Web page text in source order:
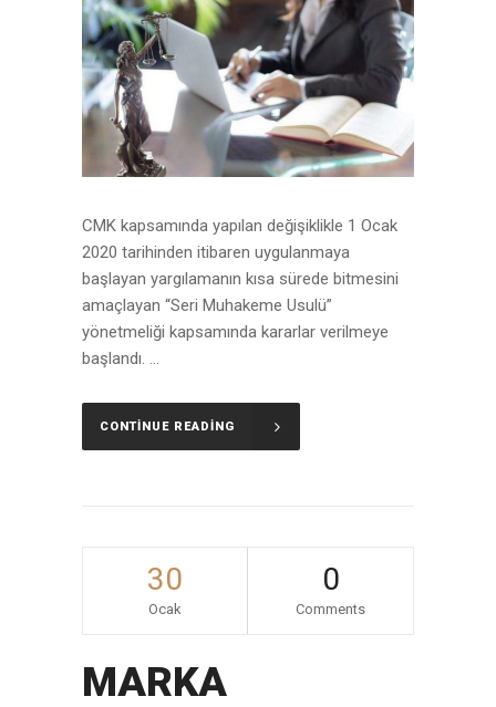
CMK kapsamında yapılan değişiklikle 1 Ocak
2020 tarihinden itibaren uygulanmaya
başlayan yargılamanın kısa sürede bitmesini
amaçlayan “Seri Muhakeme Usulü”
yönetmeliği kapsamında kararlar verilmeye
başlandı. ...
CONTINUE READING
30
Ocak
0
Comments
MARKA